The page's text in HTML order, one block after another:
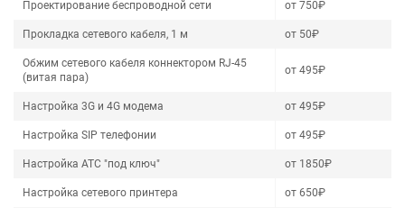
Проектирование беспроводной сети от 750₽
Прокладка сетевого кабеля, 1 м от 50₽
Обжим сетевого кабеля коннектором RJ-45
(витая пара)
от 495₽
Настройка 3G и 4G модема от 495₽
Настройка SIP телефонии от 495₽
Настройка АТС "под ключ" от 1850₽
Настройка сетевого принтера от 650₽